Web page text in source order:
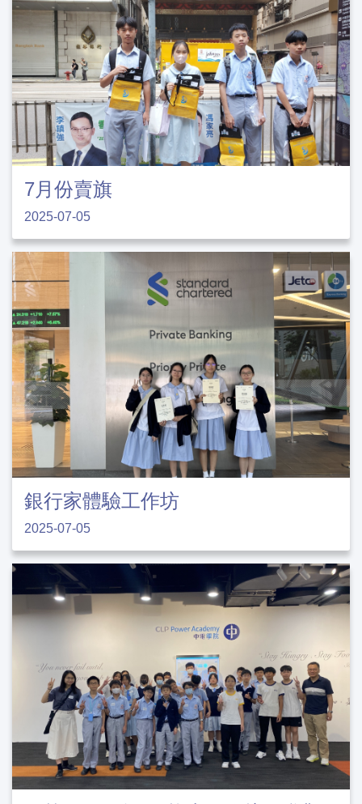
7月份賣旗
2025-07-05
銀行家體驗工作坊
2025-07-05